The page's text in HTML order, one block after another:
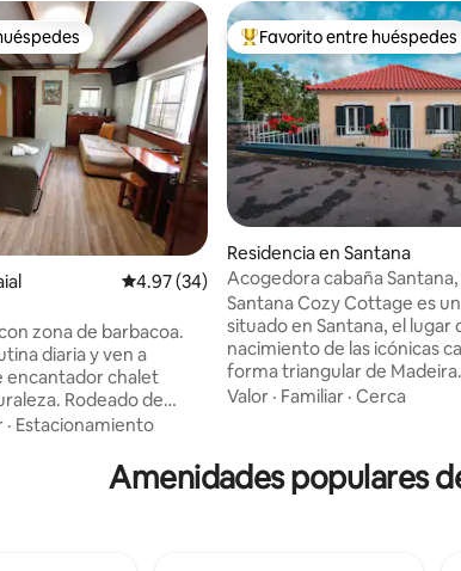
Calificación promedio: 4.97 de 5; 34
4.97 (34)
zona de barbacoa.
diaria y ven a
encantador chalet
Rodeado de
y de la
buscan descanso,
especiales. El
· Estacionamiento
De los mejores en Favorito
Favorito entre huéspedes
Residencia en Santana
Acogedora cabaña Santana,
dormitorios, terraza y vistas
Santana Cozy Cottage es
situado en Santana, el lugar
nacimiento de las icónicas
forma triangular de
encantadora casa de campo
impresionantes de Madeira,
Caldeirão Verde, Caldeirão
Valor · Familiar · Cerca
Amenidades populares